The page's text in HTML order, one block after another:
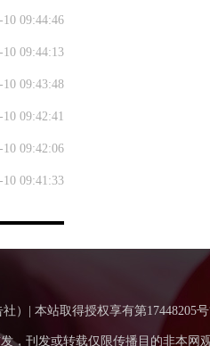
10 09:44:46
10 09:44:13
10 09:43:48
10 09:42:41
10 09:42:06
10 09:41:33
）| 本站取得授权享有第17448205
刊发或转载仅限传播目的非本网